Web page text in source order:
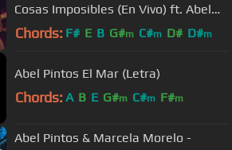
Cosas Imposibles (En Vivo) ft. Abel
Pintos
Chords: F# E B G#m C#m D# D#m
Abel Pintos El Mar (Letra)
Chords: A B E G#m C#m F#m
Abel Pintos & Marcela Morelo -